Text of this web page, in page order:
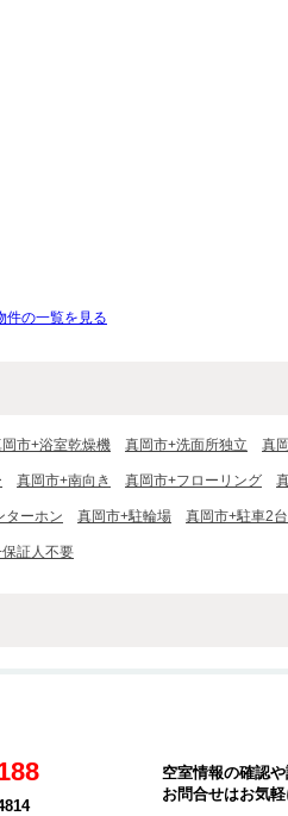
件の一覧を見る
市+浴室乾燥機 真岡市+洗面所独立 真
真岡市+南向き 真岡市+フローリング
ターホン 真岡市+駐輪場 真岡市+駐車2
証人不要
空室情報の確認
お問合せはお気